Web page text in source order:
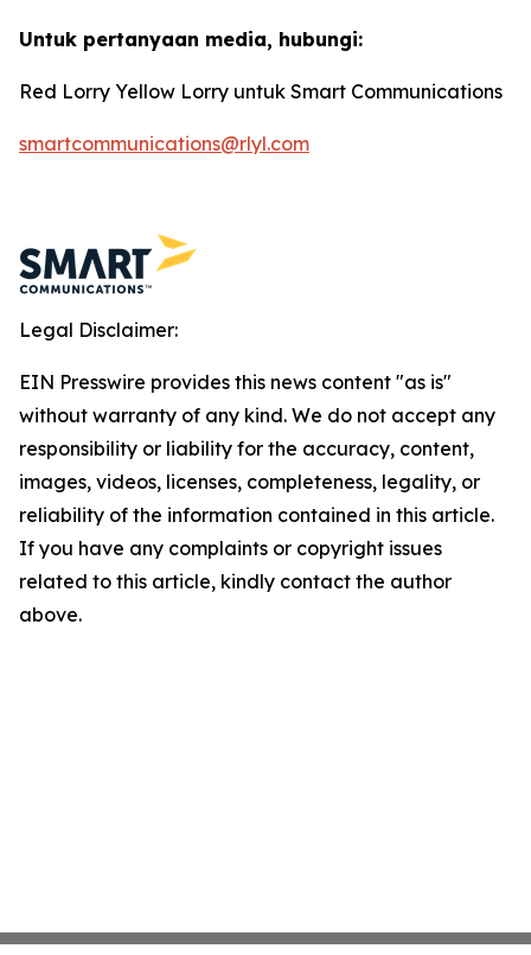
Untuk pertanyaan media, hubungi:
Red Lorry Yellow Lorry untuk Smart Communications
smartcommunications@rlyl.com
Legal Disclaimer:
EIN Presswire provides this news content "as is"
without warranty of any kind. We do not accept any
responsibility or liability for the accuracy, content,
images, videos, licenses, completeness, legality, or
reliability of the information contained in this article.
If you have any complaints or copyright issues
related to this article, kindly contact the author
above.